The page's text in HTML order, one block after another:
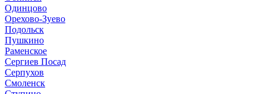
Одинцово
Орехово-Зуево
Подольск
Пушкино
Раменское
Сергиев Посад
Серпухов
Смоленск